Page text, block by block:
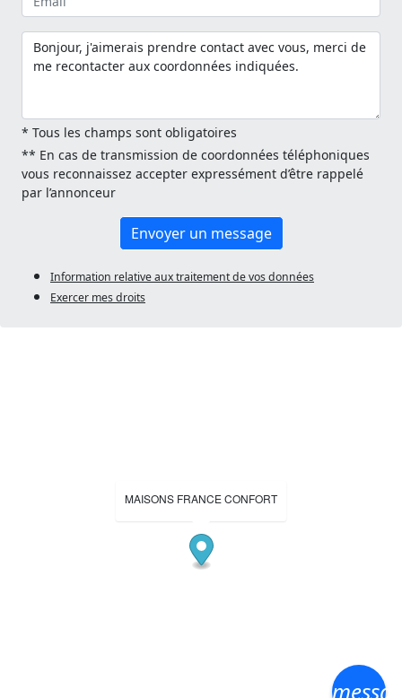
* Tous les champs sont obligatoires
** En cas de transmission de coordonnées téléphoniques
vous reconnaissez accepter expressément d’être rappelé
par l’annonceur
Envoyer un message
Information relative aux traitement de vos données
Exercer mes droits
MAISONS FRANCE CONFORT